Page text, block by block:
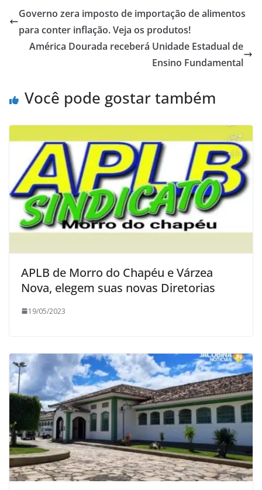
Governo zera imposto de importação de alimentos
para conter inflação. Veja os produtos!
América Dourada receberá Unidade Estadual de
Ensino Fundamental
Você pode gostar também
APLB de Morro do Chapéu e Várzea
Nova, elegem suas novas Diretorias
19/05/2023